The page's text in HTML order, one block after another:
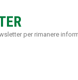
per rimanere